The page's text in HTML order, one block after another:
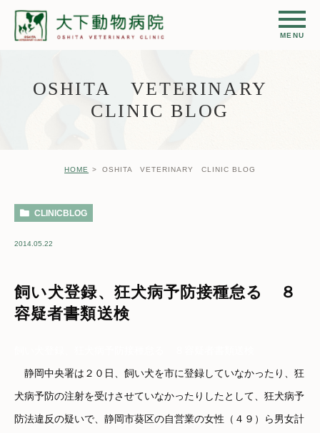
OSHITA VETERINARY
CLINIC BLOG
HOME OSHITA VETERINARY CLINIC BLOG
CLINICBLOG
2014.05.22
飼い犬登録、狂犬病予防接種怠る ８
容疑者書類送検
静岡中央署は２０日、飼い犬を市に登録していなかったり、狂
犬病予防の注射を受けさせていなかったりしたとして、狂犬病予
防法違反の疑いで、静岡市葵区の自営業の女性（４９）ら男女計